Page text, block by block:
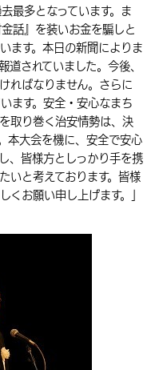
最多となっています。ま
話』を装いお金を騙しと
ます。本日の新聞によりま
道されていました。今後、
ればなりません。さらに
ます。安全・安心なまち
取り巻く治安情勢は、決
本大会を機に、安全で安心
、皆様方としっかり手を携
いと考えております。皆様
くお願い申し上げます。」